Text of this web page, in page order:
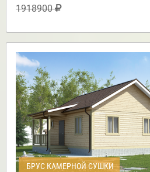
1918900
БРУС КАМЕРНОЙ СУШКИ